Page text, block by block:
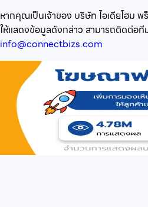
หากคุณเป็นเจ้าของ บริษัท ไอเดียโฮม
ให้แสดงข้อมูลดังกล่าว สามารถติดต่อที
info@connectbizs.com